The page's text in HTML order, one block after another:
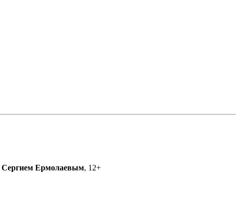
Сергием Ермолаевым, 12+